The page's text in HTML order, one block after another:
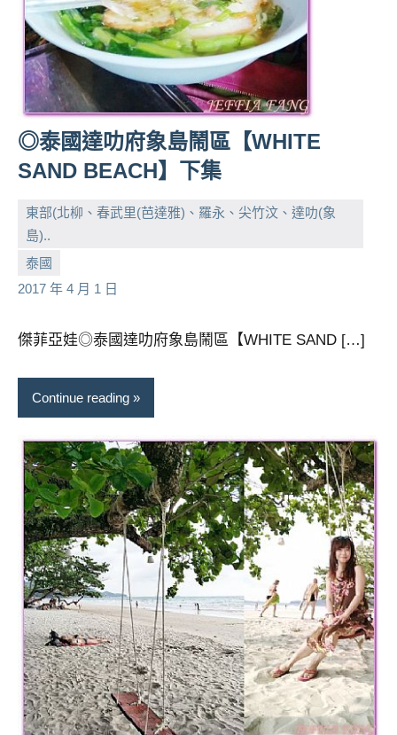
◎泰國達叻府象島鬧區【WHITE
SAND BEACH】下集
東部(北柳、春武里(芭達雅)、羅永、尖竹汶、達叻(象
島)..
泰國
2017 年 4 月 1 日
小
芳
No
comments
傑菲亞娃◎泰國達叻府象島鬧區【WHITE SAND […]
Continue reading